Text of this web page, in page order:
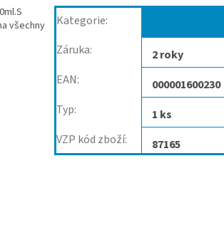
všechny
Kategorie:
Záruka:
2 roky
EAN:
000001600230
Typ:
1 ks
VZP kód zboží: 87165